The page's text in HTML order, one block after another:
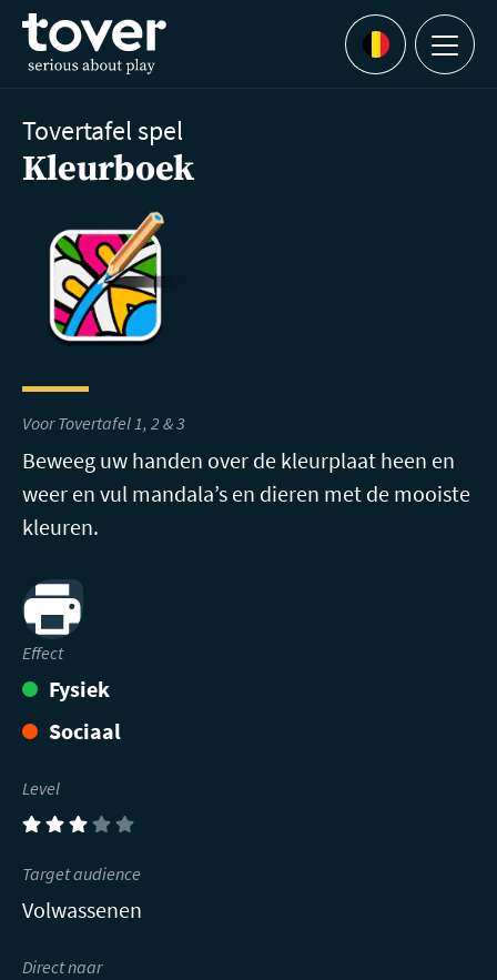
Ga naar hoofdinhoud
Languages
Menu
Tovertafel spel
Kleurboek
Voor Tovertafel 1, 2 & 3
Beweeg uw handen over de kleurplaat heen en
weer en vul mandala’s en dieren met de mooiste
kleuren.
Print
Effect
Fysiek
Sociaal
Level
(3)
Target audience
Volwassenen
Direct naar